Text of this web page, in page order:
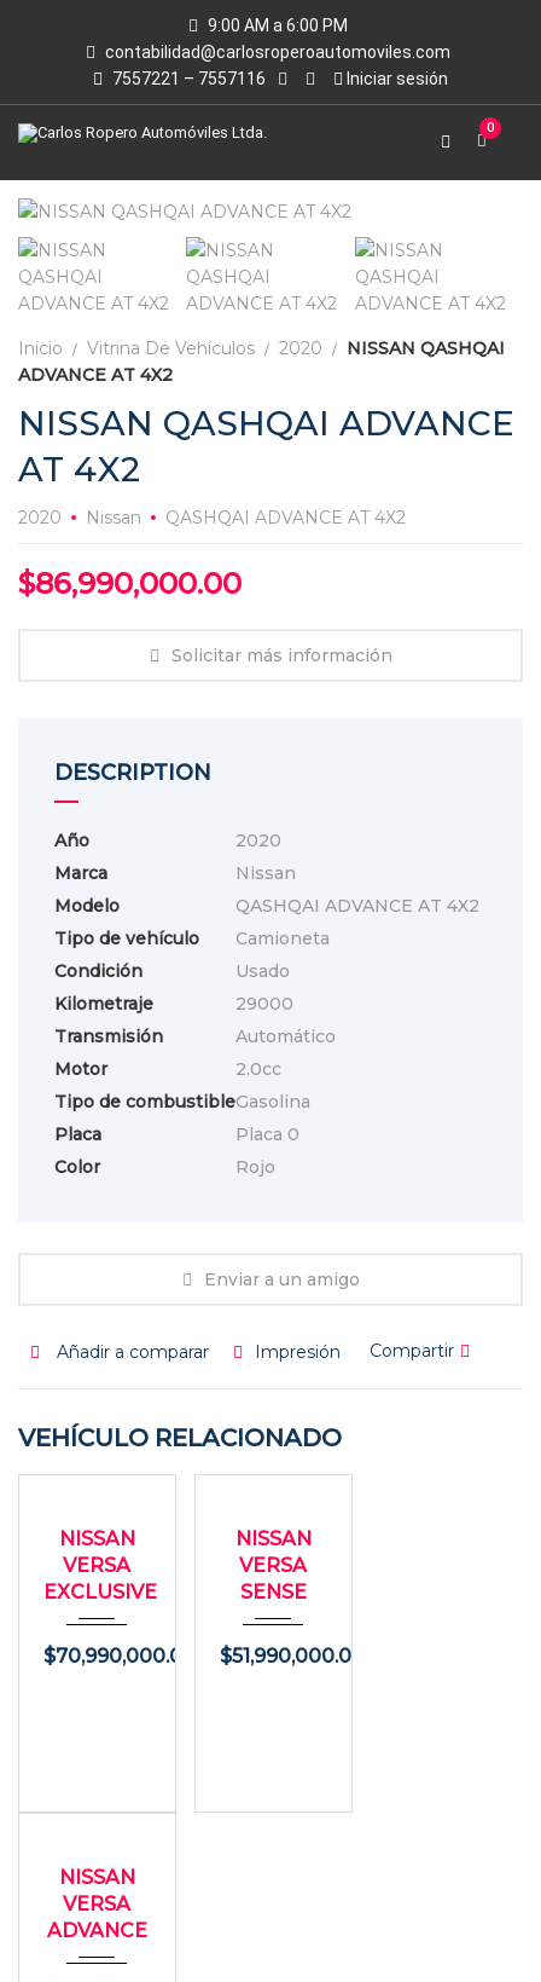
9:00 AM a 6:00 PM
contabilidad@carlosroperoautomoviles.com
7557221 – 7557116
Iniciar sesión
0
Inicio Vitrina De Vehículos 2020
NISSAN QASHQAI
ADVANCE AT 4X2
NISSAN QASHQAI ADVANCE
AT 4X2
2020 Nissan QASHQAI ADVANCE AT 4X2
$86,990,000.00
Solicitar más información
DESCRIPTION
Año
2020
Marca
Nissan
Modelo
QASHQAI ADVANCE AT 4X2
Tipo de vehículo
Camioneta
Condición
Usado
Kilometraje
29000
Transmisión
Automático
Motor
2.0cc
Tipo de combustibleGasolina
Placa
Placa 0
Color
Rojo
Enviar a un amigo
Añadir a comparar Impresión Compartir
VEHÍCULO RELACIONADO
68000
NISSAN
VERSA
EXCLUSIVE
$70,990,000.00
85000
NISSAN
VERSA
SENSE
$51,990,000.00
63900
NISSAN
VERSA
ADVANCE